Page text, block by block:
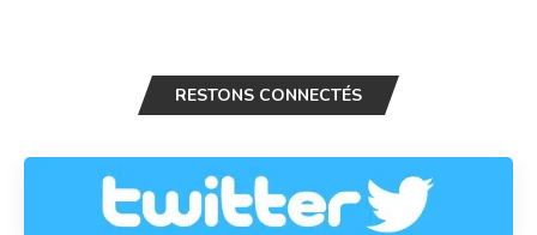
RESTONS CONNECTÉS